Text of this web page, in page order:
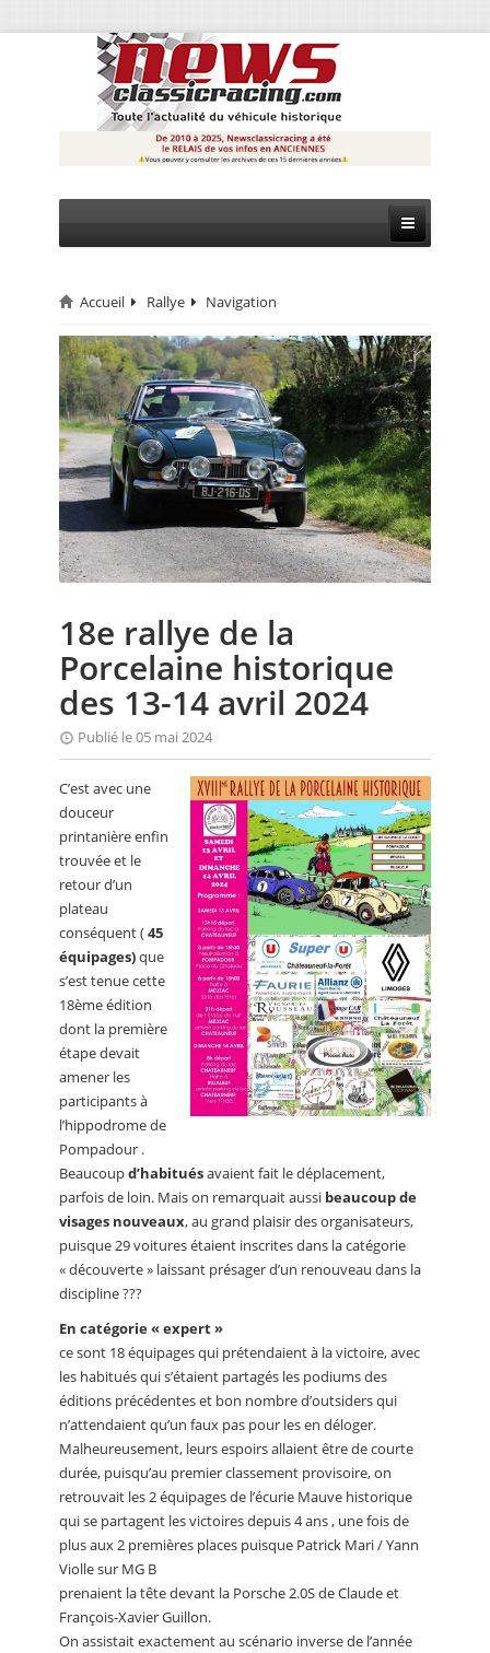
CIRCUIT
RALLYE
MONTAGNE
EVÈNEMENTS
CALENDRIER
FOCUS
ANNUAIRES
PETITES ANNONCES
Accueil Rallye Navigation
18e rallye de la
Porcelaine historique
des 13-14 avril 2024
Publié le 05 mai 2024
C’est avec une
douceur
printanière enfin
trouvée et le
retour d’un
plateau
conséquent (45
équipages)que
s’est tenue cette
18ème édition
dont la première
étape devait
amener les
participants à
l’hippodrome de
Pompadour .
Beaucoupd’habituésavaient fait le déplacement,
parfois de loin. Mais on remarquait aussi beaucoup de
visages nouveaux, au grand plaisir des organisateurs,
puisque 29 voitures étaient inscrites dans la catégorie
« découverte » laissant présager d’un renouveau dans la
discipline ???
En catégorie « expert »
ce sont 18 équipages qui prétendaient à la victoire, avec
les habitués qui s’étaient partagés les podiums des
éditions précédentes et bon nombre d’outsiders qui
n’attendaient qu’un faux pas pour les en déloger.
Malheureusement, leurs espoirs allaient être de courte
durée, puisqu’au premier classement provisoire, on
retrouvait les 2 équipages de l’écurie Mauve historique
qui se partagent les victoires depuis 4 ans , une fois de
plus aux 2 premières places puisque Patrick Mari / Yann
Violle sur MG B
prenaient la tête devant la Porsche 2.0S de Claude et
François-Xavier Guillon.
On assistait exactement au scénario inverse de l’année